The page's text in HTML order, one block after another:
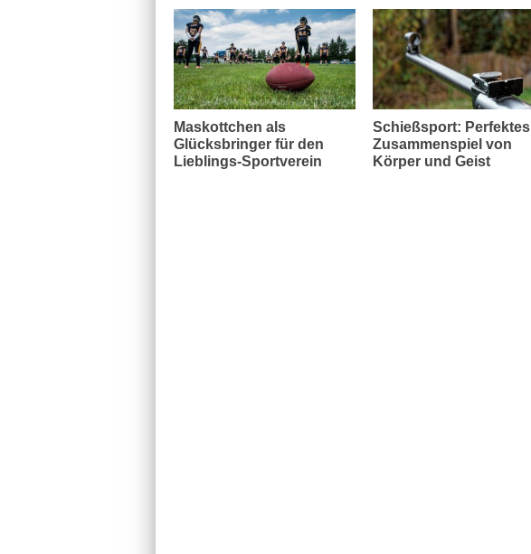
Maskottchen als
Glücksbringer für den
Lieblings-Sportverein
Schießsport: Perfektes
Zusammenspiel von
Körper und Geist